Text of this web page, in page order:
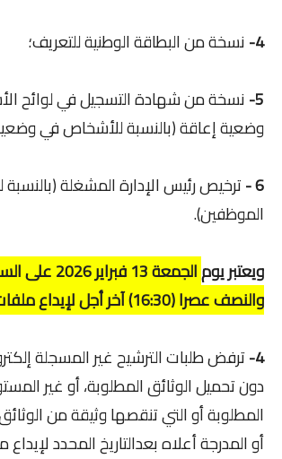
4- نسخة من البطاقة الوطنية للتعريف؛
5- نسخة من شهادة التسجيل في لوائح
وضعية إعاقة (بالنسبة للأشخاص في
6 - ترخيص رئيس الإدارة المشغلة
الموظفين).
ويعتبر يوم
الجمعة 13
والنصف عصرا (16:30) آخر أجل لإيداع ملفات الترشيح.
4- ترفض طلبات الترشيح غير المسجلة
دون تحميل الوثائق المطلوبة، أو غير
المطلوبة أو التي تنقصها وثيقة من
أو المدرجة أعلاه بعدالتاريخ المحدد